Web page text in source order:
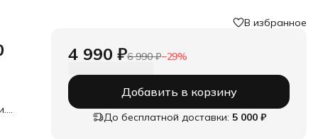
В избранное
4 990 ₽6 990 ₽−29%
Добавить в корзину
До бесплатной доставки: 5 000 ₽